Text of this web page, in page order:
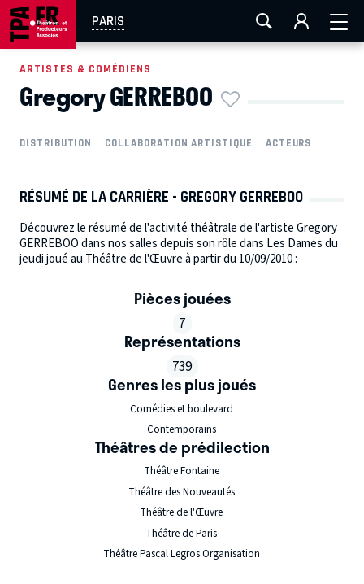
PARIS
AIX-MARSEILLE LA ROCHELLE
EN TOURNÉE
ARTISTES & COMÉDIENS
Gregory GERREBOO
DISTRIBUTION COLLABORATION ARTISTIQUE ACTEURS
RÉSUMÉ DE LA CARRIÈRE - GREGORY GERREBOO
Découvrez le résumé de l'activité théâtrale de l'artiste Gregory
GERREBOO dans nos salles depuis son rôle dans Les Dames du
jeudi joué au Théâtre de l'Œuvre à partir du 10/09/2010 :
Pièces jouées
7
Représentations
739
Genres les plus joués
Comédies et boulevard
Contemporains
Théâtres de prédilection
Théâtre Fontaine
Théâtre des Nouveautés
Théâtre de l'Œuvre
Théâtre de Paris
Théâtre Pascal Legros Organisation